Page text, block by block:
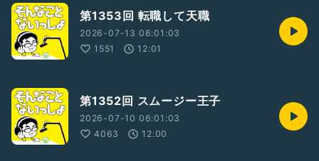
第1353回 転職して天職
2026-07-13 06:01:03
1551
12:01
第1352回 スムージー王子
2026-07-10 06:01:03
4063
12:00